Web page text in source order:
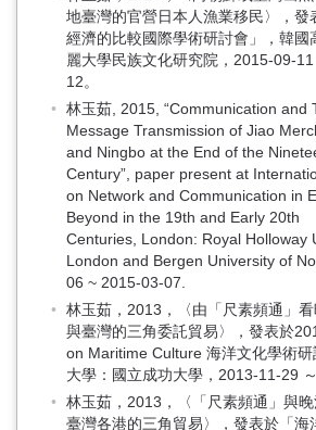
地臺灣的官營日本人漁業移民〉，發
經濟的比較國際學術研討會」，韓國
麗大學民族文化研究院，2015-09-
12。
林玉茹, 2015, “Communication and
Message Transmission of Jiao
and Ningbo at the End of the
Century”, paper present at
on Network and Communication in
Beyond in the 19th and Early 20th
Centuries, London: Royal Holloway
London and Bergen University of
06 ~ 2015-03-07.
林玉茹，2013，〈由「尺素頻通」
與臺灣的三角委託貿易〉，發表於
on Maritime Culture 海洋文化學術
大學：國立成功大學，2013-11-29
林玉茹，2013，〈「尺素頻通」與晚
臺灣各港的三角貿易〉，發表於「海